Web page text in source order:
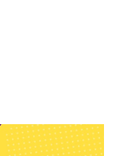
ック